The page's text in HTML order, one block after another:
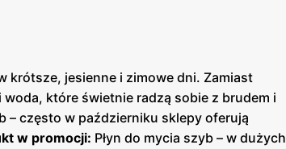
krótsze, jesienne i zimowe dni. Zamiast
które świetnie radzą sobie z brudem i
– często w październiku sklepy oferują
w promocji: Płyn do mycia szyb – w dużych